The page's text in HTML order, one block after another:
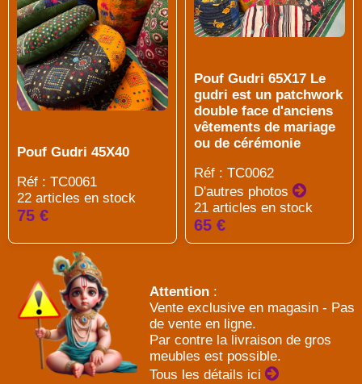
Pouf Gudri 45X40
Réf : TC0061
22 articles en stock
75 €
Pouf Gudri 65X17 Le
gudri est un patchwork
double face d'anciens
vêtements de mariage
ou de cérémonie
Réf : TC0062
D'autres photos
21 articles en stock
65 €
Attention :
Vente exclusive en magasin - Pas
de vente en ligne.
Par contre la livraison de gros
meubles est possible.
Tous les détails ici